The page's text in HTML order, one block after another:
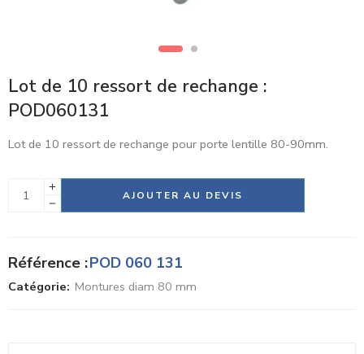
Lot de 10 ressort de rechange :
POD060131
Lot de 10 ressort de rechange pour porte lentille 80-90mm.
AJOUTER AU DEVIS
Alternative:
Référence :POD 060 131
Catégorie: Montures diam 80 mm